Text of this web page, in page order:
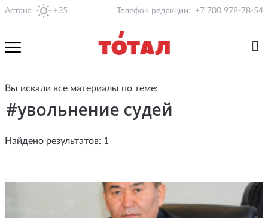
Астана +35 Телефон редакции: +7 700 978-78-54
Вы искали все материалы по теме:
Найдено результатов: 1